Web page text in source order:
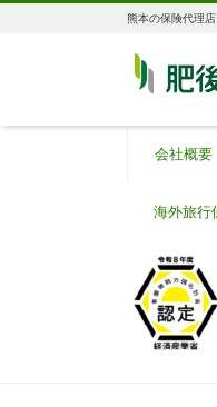
熊本の保険代理
会社概要
海外旅行